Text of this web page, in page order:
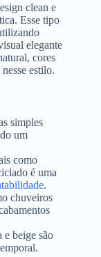
clean e
Esse tipo
elegante
cores
estilo.
simples
um
como
é uma
.
chuveiros
e beige são